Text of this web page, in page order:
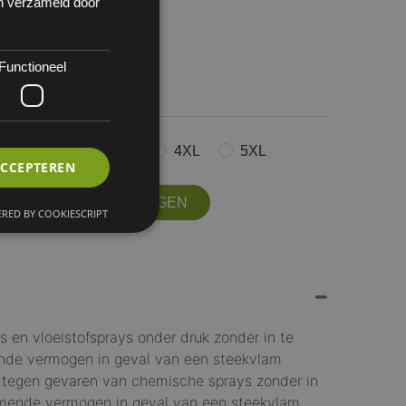
XXL 4XL 5XL
OFFERTE AANVRAGEN
en vloeistofsprays onder druk zonder in te
vermogen in geval van een steekvlam
gevaren van chemische sprays zonder in
vermogen in geval van een steekvlam.
Functioneel
BY COOKIESCRIPT